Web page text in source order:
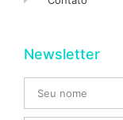
Newsletter